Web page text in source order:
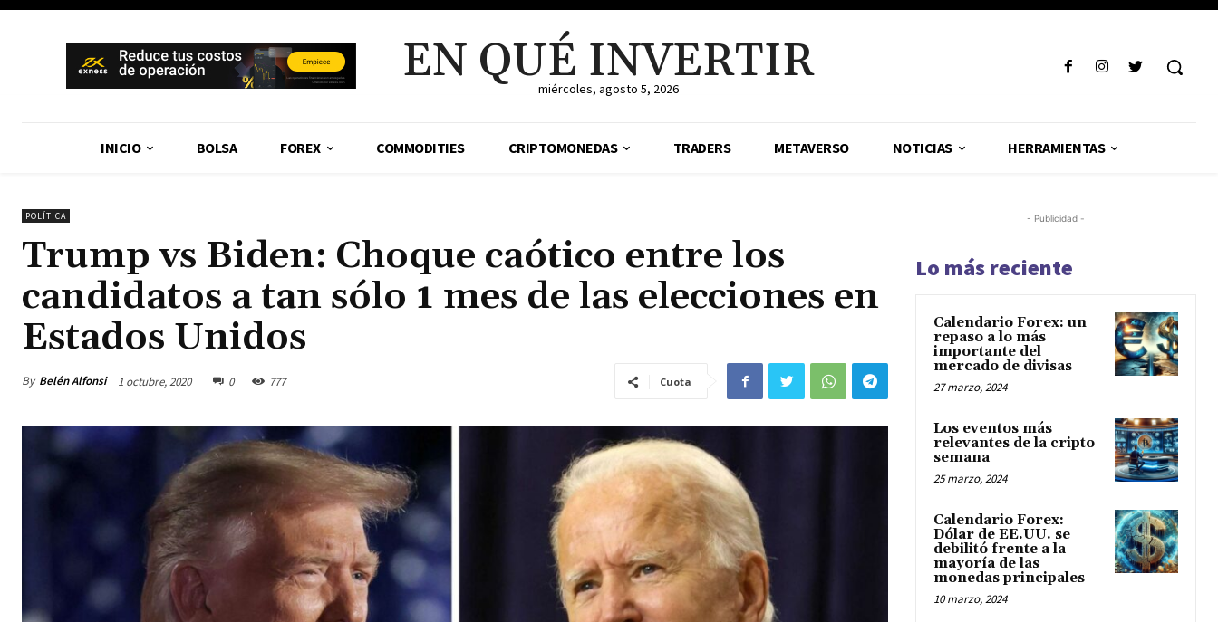
EN QUÉ INVERTIR
miércoles, agosto 5, 2026
INICIO BOLSA FOREX COMMODITIES CRIPTOMONEDAS TRADERS METAVERSO NOTICIAS HERRAMIENTAS
POLÍTICA
Trump vs Biden: Choque caótico entre los
candidatos a tan sólo 1 mes de las elecciones en
Estados Unidos
By Belén Alfonsi 1 octubre, 2020 0 777 Cuota
- Publicidad -
Lo más reciente
Calendario Forex: un
repaso a lo más
importante del
mercado de divisas
27 marzo, 2024
Los eventos más
relevantes de la cripto
semana
25 marzo, 2024
Calendario Forex:
Dólar de EE.UU. se
debilitó frente a la
mayoría de las
monedas principales
10 marzo, 2024